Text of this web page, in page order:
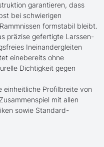
garantieren, dass
bei schwierigen
formstabil bleibt.
präzise gefertigte Larssen-
Ineinandergleiten
einebereits ohne
Dichtigkeit gegen
einheitliche Profilbreite von
mit allen
sowie Standard-